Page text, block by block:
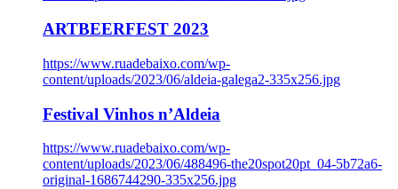
ARTBEERFEST 2023
https://www.ruadebaixo.com/wp-
content/uploads/2023/06/aldeia-galega2-335x256.jpg
Festival Vinhos n’Aldeia
https://www.ruadebaixo.com/wp-
content/uploads/2023/06/488496-the20spot20pt_04-5b72a6-
original-1686744290-335x256.jpg